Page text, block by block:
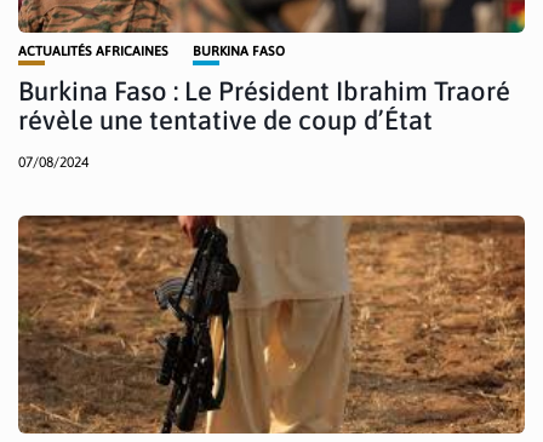
ACTUALITÉS AFRICAINES BURKINA FASO
Burkina Faso : Le Président Ibrahim Traoré
révèle une tentative de coup d’État
07/08/2024